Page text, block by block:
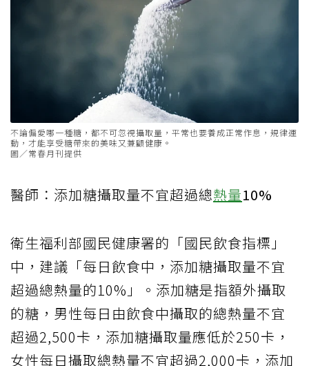
不論偏愛哪一種糖，都不可忽視攝取量，平常也要養成正常作息，規律運
動，才能享受糖帶來的美味又兼顧健康。
圖／常春月刊提供
醫師：添加糖攝取量不宜超過總熱量10%
衛生福利部國民健康署的「國民飲食指標」
中，建議「每日飲食中，添加糖攝取量不宜
超過總熱量的10% 」。添加糖是指額外攝取
的糖，男性每日由飲食中攝取的總熱量不宜
超過2,500卡，添加糖攝取量應低於250卡，
女性每日攝取總熱量不宜超過2,000卡，添加